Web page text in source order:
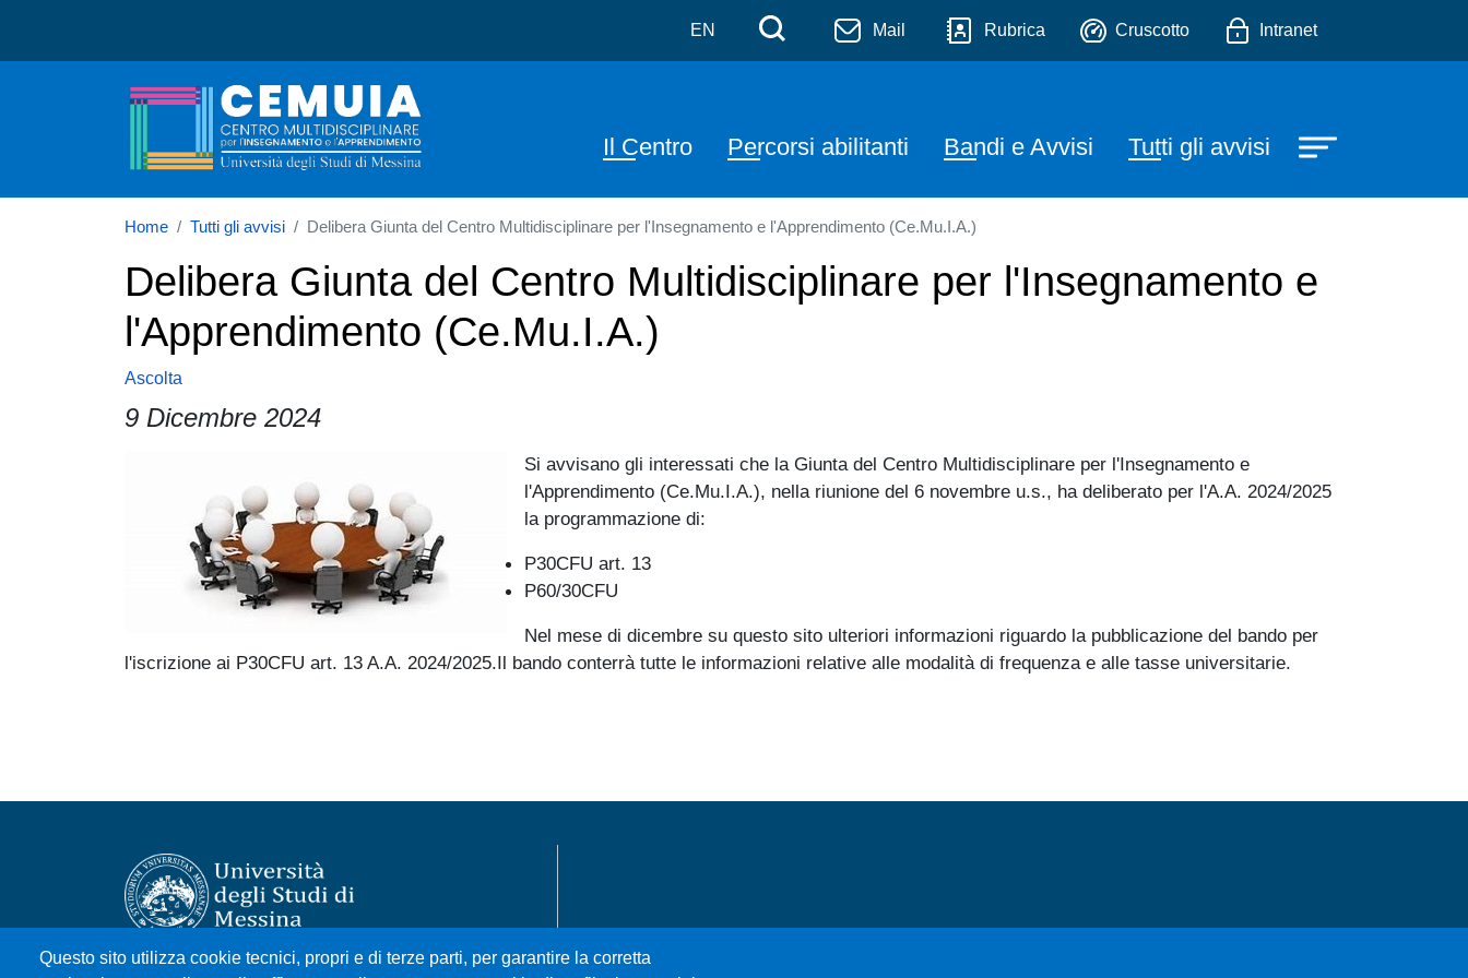
Salta al contenuto principale
EN Menù di servizio
Cerca Mail Rubrica Cruscotto Intranet
Navigazione principale
Il Centro Percorsi abilitanti Bandi e Avvisi Tutti gli avvisi
Home Tutti gli avvisi Delibera Giunta del Centro Multidisciplinare per l'Insegnamento e l'Apprendimento (Ce.Mu.I.A.)
Delibera Giunta del Centro Multidisciplinare per l'Insegnamento e
l'Apprendimento (Ce.Mu.I.A.)
Ascolta
9 Dicembre 2024
Si avvisano gli interessati che la Giunta del Centro Multidisciplinare per l'Insegnamento e
l'Apprendimento (Ce.Mu.I.A.), nella riunione del 6 novembre u.s., ha deliberato per l'A.A. 2024/2025
la programmazione di:
P30CFU art. 13
P60/30CFU
Nel mese di dicembre su questo sito ulteriori informazioni riguardo la pubblicazione del bando per
l'iscrizione ai P30CFU art. 13 A.A. 2024/2025.Il bando conterrà tutte le informazioni relative alle modalità di frequenza e alle tasse universitarie.
Questo sito utilizza cookie tecnici, propri e di terze parti, per garantire la corretta